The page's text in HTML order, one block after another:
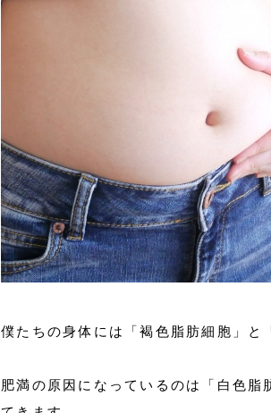
僕たちの身体には「褐色脂肪細胞」と
肥満の原因になっているのは「白色